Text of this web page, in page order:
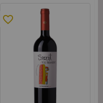
favorite_border